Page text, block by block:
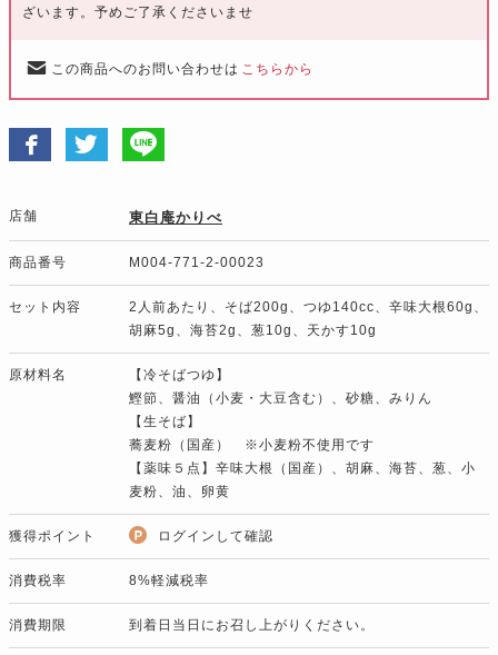
ざいます。予めご了承くださいませ
この商品へのお問い合わせは こちらから
店舗 東白庵かりべ
商品番号 M004-771-2-00023
セット内容
2人前あたり、そば200g、つゆ140cc、辛味大根60g、
胡麻5g、海苔2g、葱10g、天かす10g
原材料名
【冷そばつゆ】
鰹節、醤油（小麦・大豆含む）、砂糖、みりん
【生そば】
蕎麦粉（国産） ※小麦粉不使用です
【薬味５点】辛味大根（国産）、胡麻、海苔、葱、小
麦粉、油、卵黄
獲得ポイント ログインして確認
消費税率 8%軽減税率
消費期限 到着日当日にお召し上がりください。